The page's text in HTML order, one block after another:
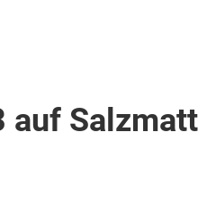
auf Salzmatt